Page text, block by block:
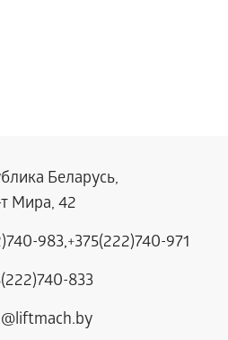
Беларусь,
Мира, 42
983,+375(222)740-971
833